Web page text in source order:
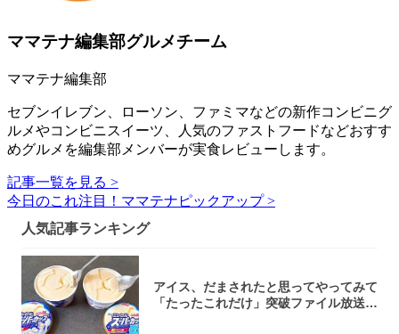
ママテナ編集部グルメチーム
ママテナ編集部
セブンイレブン、ローソン、ファミマなどの新作コンビニグ
ルメやコンビニスイーツ、人気のファストフードなどおすす
めグルメを編集部メンバーが実食レビューします。
記事一覧を見る >
今日のこれ注目！ママテナピックアップ >
人気記事ランキング
アイス、だまされたと思ってやってみて
「たったこれだけ」突破ファイル放送で